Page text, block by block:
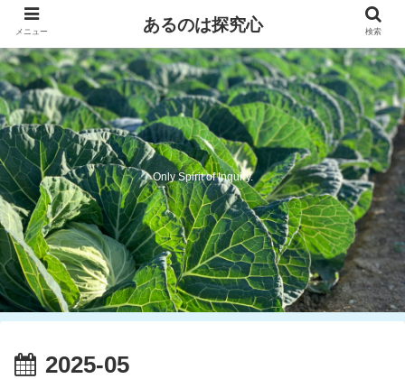
Only Spirit of Inquiry.
2025-05
メニュー あるのは探究心 検索